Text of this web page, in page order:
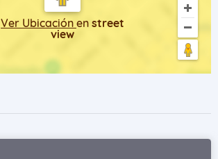
Ver Ubicación en street
view